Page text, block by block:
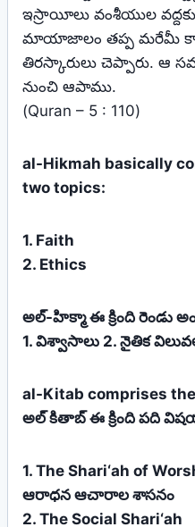
ఇస్రాయీలు వంశీయుల వద్దకు
మాయాజాలం తప్ప మరేమీ
తిరస్కారులు చెప్పారు.
నుంచి ఆపాము.
(Quran – 5 : 110)
al-Hikmah basically
two topics:
1. Faith
2. Ethics
అల్-హిక్మా ఈ క్రింది రెండు
1. విశ్వాసాలు 2. నైతిక
al-Kitab comprises
అల్ కితాబ్ ఈ క్రింది పది
1. The Shari‘ah of
ఆరాధన ఆచారాల శాసనం
2. The Social Shari‘ah